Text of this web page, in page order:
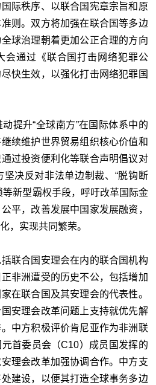
际秩序、以联合国宪章宗旨和原
则。双方将加强在联合国等多边
球治理朝着更加公正合理的方向
会通过《联合国打击网络犯罪公
快生效，以强化打击网络犯罪国
提升“全球南方”在国际体系中的
续维护世界贸易组织核心价值和
过投资便利化等联合声明倡议对
决反对非法单边制裁、“脱钩断
等新型霸权手段，呼吁改革国际金
平，改善发展中国家发展融资，
，实现共同繁荣。
括联合国安理会在内的联合国机构
非洲遭受的历史不公，包括增加
在联合国及其安理会的代表性。
安理会改革问题上支持就优先解
中方积极评价肯尼亚作为非洲联
首委员会（C10）成员国发挥的
理会改革加强协调合作。中方支
建设，以便其打造全球事务多边